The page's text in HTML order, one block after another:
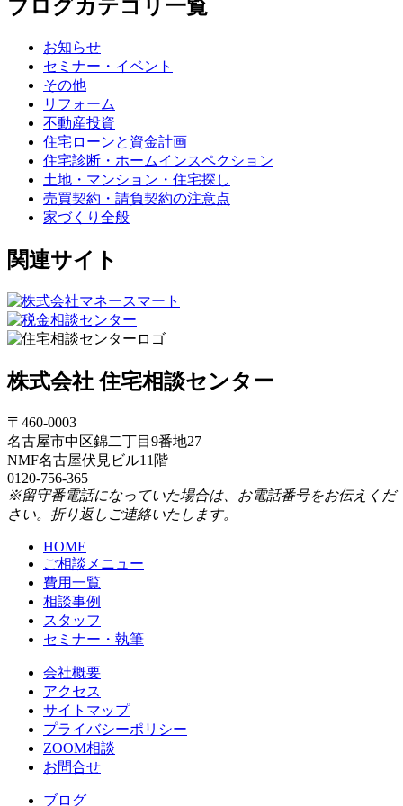
ブログカテゴリ一覧
お知らせ
セミナー・イベント
その他
リフォーム
不動産投資
住宅ローンと資金計画
住宅診断・ホームインスペクション
土地・マンション・住宅探し
売買契約・請負契約の注意点
家づくり全般
関連サイト
株式会社 住宅相談センター
〒460-0003
名古屋市中区錦二丁目9番地27
NMF名古屋伏見ビル11階
0120-756-365
※留守番電話になっていた場合は、お電話番号をお伝えくだ
さい。折り返しご連絡いたします。
HOME
ご相談メニュー
費用一覧
相談事例
スタッフ
セミナー・執筆
会社概要
アクセス
サイトマップ
プライバシーポリシー
ZOOM相談
お問合せ
ブログ